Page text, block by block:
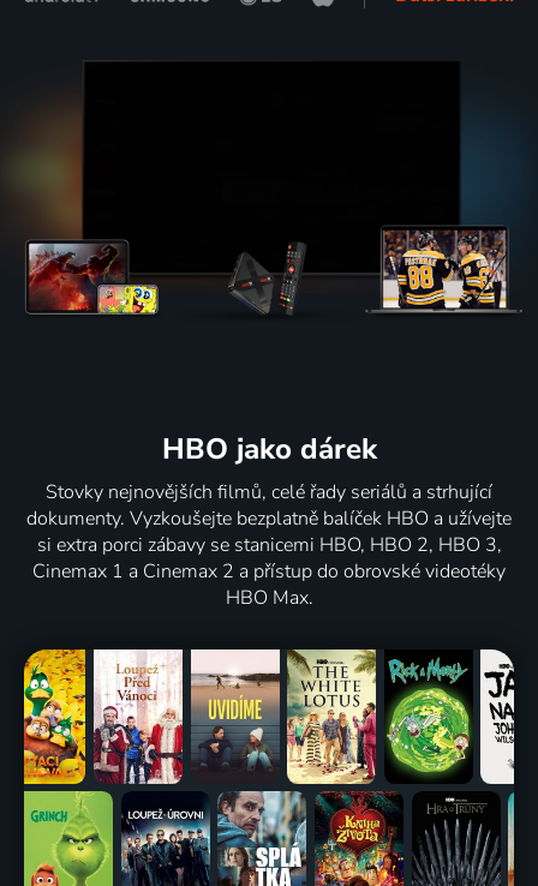
HBO jako dárek
Stovky nejnovějších filmů, celé řady seriálů a strhující
dokumenty. Vyzkoušejte bezplatně balíček HBO a užívejte
si extra porci zábavy se stanicemi HBO, HBO 2, HBO 3,
Cinemax 1 a Cinemax 2 a přístup do obrovské videotéky
HBO Max.